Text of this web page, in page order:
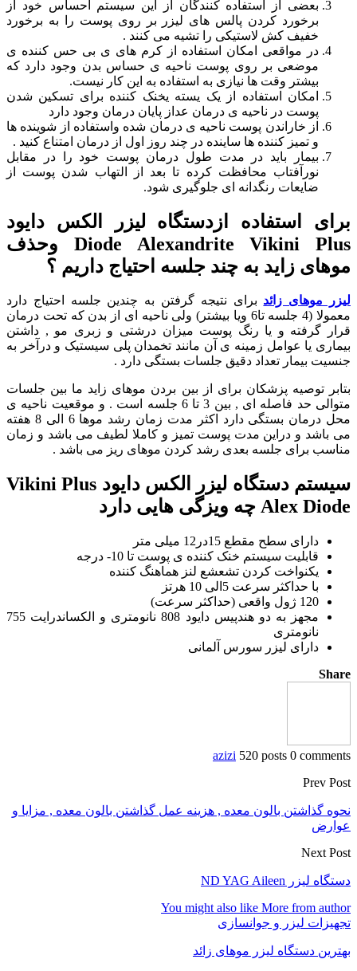
بعضی از استفاده کنندگان از این سیستم احساس خود از
برخورد کردن پالس های لیزر بر روی پوست را به برخورد
خفیف کش لاستیکی را تشیه می کنند .
در مواقعی امکان استفاده از کرم های ی بی حس کننده ی
موضعی بر روی پوست ناحیه ی حساس بدن وجود دارد که
بیشتر وقت ها نیازی به استفاده به این کار نیست.
امکان استفاده از یک یسته یخنک کننده برای تسکین شدن
پوست در ناحیه ی درمان عداز پایان درمان وجود دارد
از خاراندن پوست ناحیه ی درمان شده واستفاده از شوینده ها
و تمیز کننده ها ساینده در چند روز اول از درمان امتناع کنید .
بیمار باید در مدت طول درمان پوست خود را در مقابل
نورآفتاب محافظت کرده تا بعد از التهاب شدن پوست از
ضایعات رنگدانه ای جلوگیری شود.
برای استفاده ازدستگاه لیزر الکس دایود
Diode Alexandrite Vikini Plus وحذف
موهای زاید به چند جلسه احتیاج داریم ؟
لیزر موهای زائد برای نتیجه گرفتن به چندین جلسه احتیاج دارد
معمولا (4 جلسه تا6 ویا بیشتر) ولی ناحیه ای از بدن که تحت درمان
قرار گرفته و یا رنگ پوست میزان درشتی و زبری مو , داشتن
بیماری یا عوامل زمینه ی آن مانند تخمدان پلی سیستیک و درآخر به
جنسیت بیمار تعداد دقیق جلسات بستگی دارد .
بتابر توصیه پزشکان برای از بین بردن موهای زاید ما بین جلسات
متوالی حد فاصله ای , بین 3 تا 6 جلسه است . و موقعیت ناحیه ی
محل درمان بستگی دارد اکثر مدت زمان رشد موها 6 الی 8 هفته
می باشد و دراین مدت پوست تمیز و کاملا لطیف می باشد و زمان
مناسب برای جلسه بعدی رشد کردن موهای ریز می باشد .
سیستم دستگاه لیزر الکس دایود Vikini Plus
Alex Diode چه ویزگی هایی دارد
دارای سطح مقطع 15در12 میلی متر
قابلیت سیستم خنک کننده ی پوست تا 10- درجه
یکنواخت کردن تشعشع لنز هماهنگ کننده
با حداکثر سرعت 5الی 10 هرتز
120 ژول واقعی (حداکثر سرعت)
مجهز به دو هندپیس دایود 808 نانومتری و الکساندرایت 755
نانومتری
دارای لیزر سورس آلمانی
Share
azizi 520 posts 0 comments
Prev Post
نحوه گذاشتن بالون معده , هزینه عمل گذاشتن بالون معده , مزایا و
عوارض
Next Post
دستگاه لیزر ND YAG Aileen
You might also like More from author
تجهیزات لیزر و جوانسازی
بهترین دستگاه لیزر موهای زائد